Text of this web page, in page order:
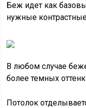
Беж идет как
нужные
В любом случае
более темных
Потолок